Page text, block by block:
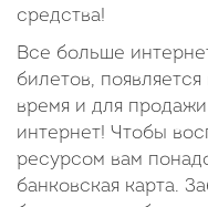
средства!
Все больше
билетов,
время и для
интернет! Чтобы
ресурсом вам
банковская карта.